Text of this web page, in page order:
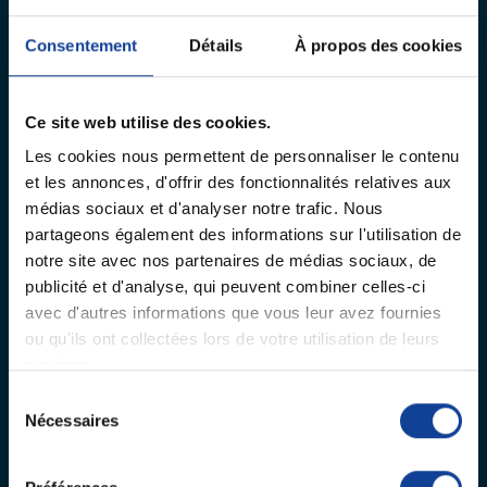
Consentement Détails À propos des cookies
Ce site web utilise des cookies.
Les cookies nous permettent de personnaliser le contenu
et les annonces, d'offrir des fonctionnalités relatives aux
médias sociaux et d'analyser notre trafic. Nous
partageons également des informations sur l'utilisation de
notre site avec nos partenaires de médias sociaux, de
publicité et d'analyse, qui peuvent combiner celles-ci
avec d'autres informations que vous leur avez fournies
ou qu'ils ont collectées lors de votre utilisation de leurs
Nécessaires
médicalisé XXL